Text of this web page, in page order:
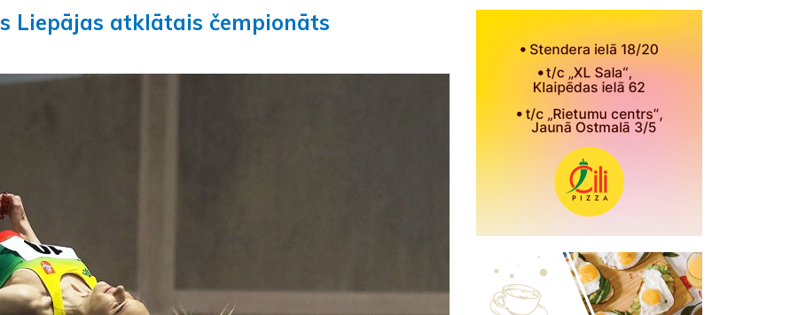
Liepājas atklātais čempionāts